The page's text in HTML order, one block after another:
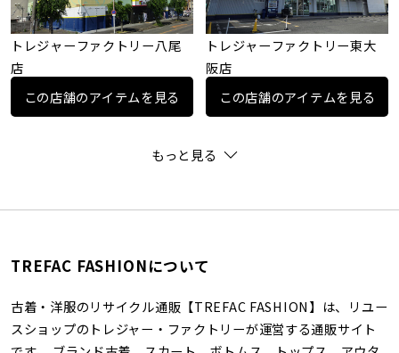
トレジャーファクトリー八尾
店
この店舗のアイテムを見る
トレジャーファクトリー東大
阪店
この店舗のアイテムを見る
もっと見る
TREFAC FASHIONについて
古着・洋服のリサイクル通販【TREFAC FASHION】は、リユー
スショップのトレジャー・ファクトリーが運営する通販サイト